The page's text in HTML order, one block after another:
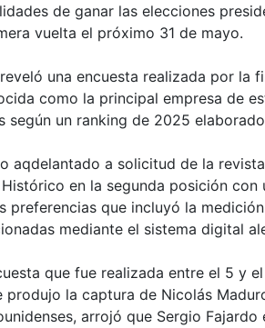
de ganar las elecciones
vuelta el próximo 31 de mayo.
una encuesta realizada por la
como la principal empresa de
según un ranking de 2025
aqdelantado a solicitud de la
en la segunda posición
preferencias que incluyó la
mediante el sistema digital
que fue realizada entre el 5 y
produjo la captura de Nicolás
arrojó que Sergio